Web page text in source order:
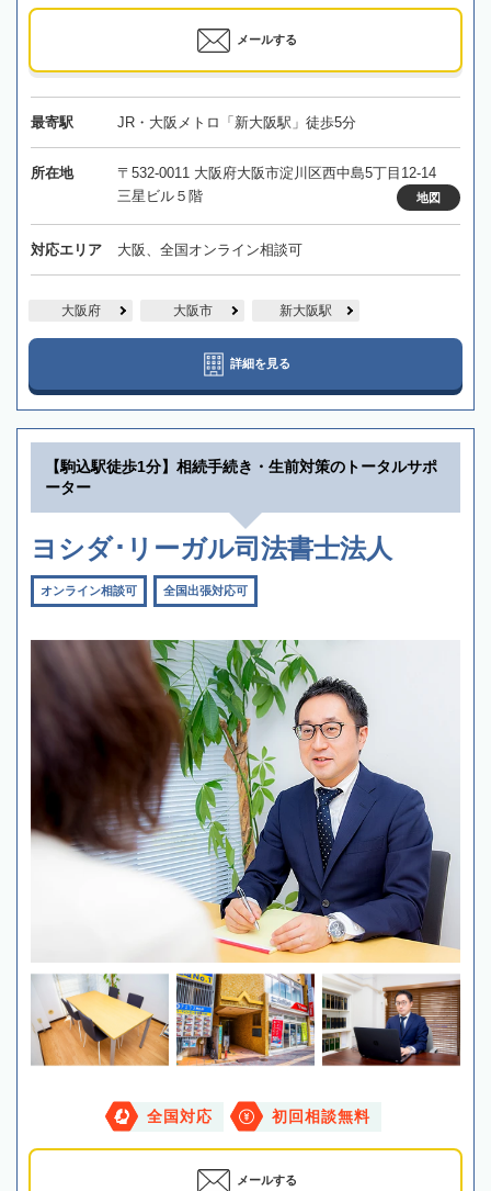
メールする
最寄駅 JR・大阪メトロ「新大阪駅」徒歩5分
所在地
〒532-0011 大阪府大阪市淀川区西中島5丁目12-14
三星ビル５階
地図
対応エリア 大阪、全国オンライン相談可
大阪府 大阪市 新大阪駅
詳細を見る
【駒込駅徒歩1分】相続手続き・生前対策のトータルサポ
ーター
ヨシダ･リーガル司法書士法人
オンライン相談可 全国出張対応可
全国対応 初回相談無料
メールする